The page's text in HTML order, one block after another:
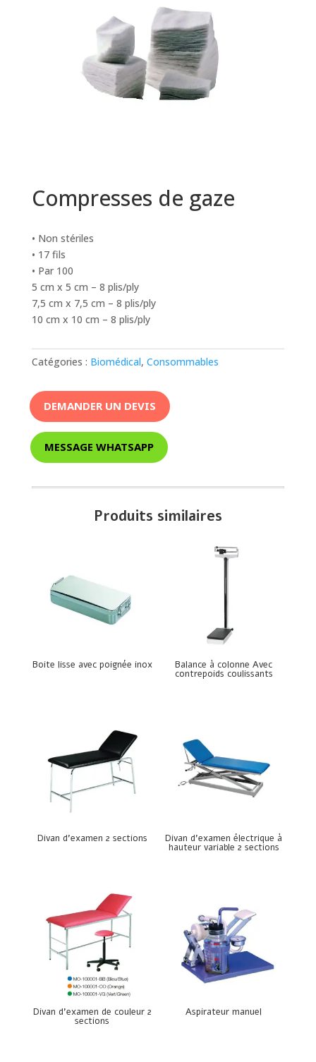
Compresses de gaze
• Non stériles
• 17 fils
• Par 100
5 cm x 5 cm – 8 plis/ply
7,5 cm x 7,5 cm – 8 plis/ply
10 cm x 10 cm – 8 plis/ply
Catégories : Biomédical, Consommables
DEMANDER UN DEVIS
MESSAGE WHATSAPP
Produits similaires
Boite lisse avec poignée inox Balance à colonne Avec
contrepoids coulissants
Divan d’examen 2 sections Divan d’examen électrique à
hauteur variable 2 sections
Divan d’examen de couleur 2
sections
Aspirateur manuel